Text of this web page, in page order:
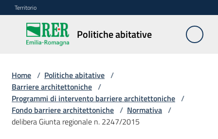
Vai al contenuto
Vai alla navigazione
Vai al footer
Territorio
Politiche abitative
Politiche
abitative
Edilizia
Residenziale
Pubblica
Home / Politiche abitative /
Barriere architettoniche /
Programmi di intervento barriere architettoniche /
Fondo barriere architettoniche / Normativa /
delibera Giunta regionale n. 2247/2015